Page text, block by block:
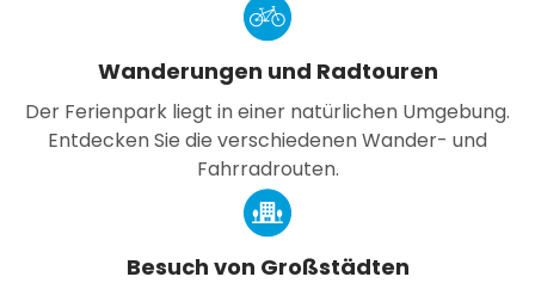
Wanderungen und Radtouren
Der Ferienpark liegt in einer natürlichen Umgebung.
Entdecken Sie die verschiedenen Wander- und
Fahrradrouten.
Besuch von Großstädten